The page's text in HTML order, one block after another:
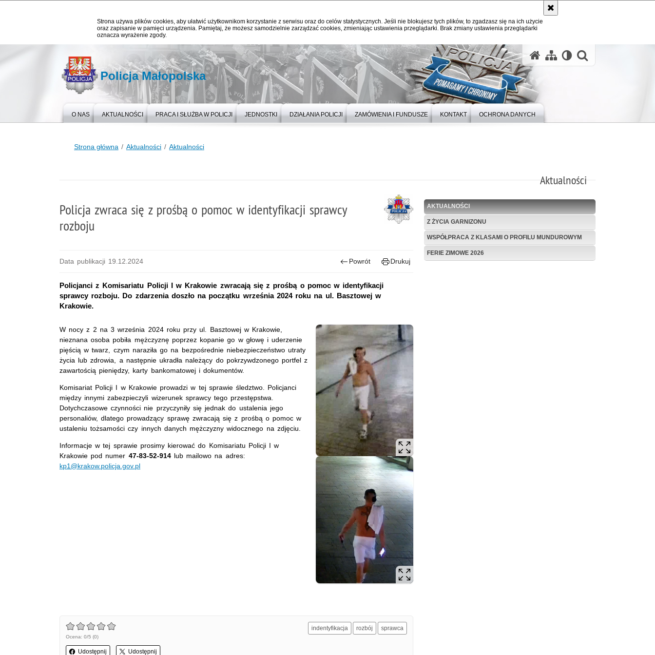
Strona używa plików cookies, aby ułatwić użytkownikom korzystanie z serwisu oraz do celów statystycznych. Jeśli nie blokujesz tych plików, to zgadzasz się na ich użycie
oraz zapisanie w pamięci urządzenia. Pamiętaj, że możesz samodzielnie zarządzać cookies, zmieniając ustawienia przeglądarki. Brak zmiany ustawienia przeglądarki
oznacza wyrażenie zgody.
Policja Małopolska
O NAS AKTUALNOŚCI PRACA I SŁUŻBA W POLICJI JEDNOSTKI DZIAŁANIA POLICJI ZAMÓWIENIA I FUNDUSZE KONTAKT OCHRONA DANYCH
Strona główna Aktualności Aktualności
Aktualności
Policja zwraca się z prośbą o pomoc w identyfikacji sprawcy
rozboju
Data publikacji 19.12.2024 Powrót Drukuj
Policjanci z Komisariatu Policji I w Krakowie zwracają się z prośbą o pomoc w identyfikacji
sprawcy rozboju. Do zdarzenia doszło na początku września 2024 roku na ul. Basztowej w
Krakowie.
W nocy z 2 na 3 września 2024 roku przy ul. Basztowej w Krakowie,
nieznana osoba pobiła mężczyznę poprzez kopanie go w głowę i uderzenie
pięścią w twarz, czym naraziła go na bezpośrednie niebezpieczeństwo utraty
życia lub zdrowia, a następnie ukradła należący do pokrzywdzonego portfel z
zawartością pieniędzy, karty bankomatowej i dokumentów.
Komisariat Policji I w Krakowie prowadzi w tej sprawie śledztwo. Policjanci
między innymi zabezpieczyli wizerunek sprawcy tego przestępstwa.
Dotychczasowe czynności nie przyczyniły się jednak do ustalenia jego
personaliów, dlatego prowadzący sprawę zwracają się z prośbą o pomoc w
ustaleniu tożsamości czy innych danych mężczyzny widocznego na zdjęciu.
Informacje w tej sprawie prosimy kierować do Komisariatu Policji I w
Krakowie pod numer 47-83-52-914lub mailowo na adres:
kp1@krakow.policja.gov.pl
Ocena: 0/5 (0)
Udostępnij Udostępnij
indentyfikacja rozbój sprawca
AKTUALNOŚCI
Z ŻYCIA GARNIZONU
WSPÓŁPRACA Z KLASAMI O PROFILU MUNDUROWYM
FERIE ZIMOWE 2026